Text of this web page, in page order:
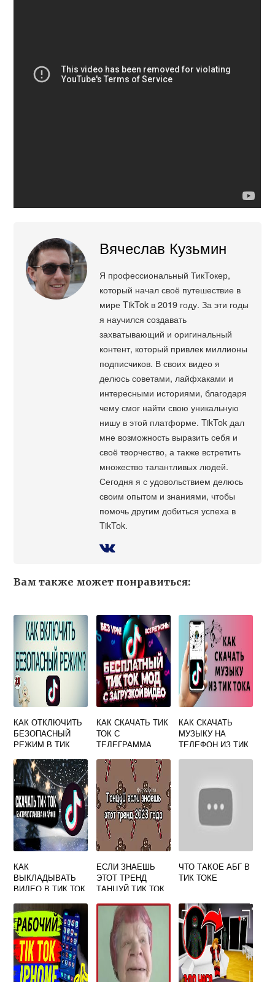
Вячеслав Кузьмин
Я профессиональный ТикТокер,
который начал своё путешествие в
мире TikTok в 2019 году. За эти годы
я научился создавать
захватывающий и оригинальный
контент, который привлек миллионы
подписчиков. В своих видео я
делюсь советами, лайфхаками и
интересными историями, благодаря
чему смог найти свою уникальную
нишу в этой платформе. TikTok дал
мне возможность выразить себя и
своё творчество, а также встретить
множество талантливых людей.
Сегодня я с удовольствием делюсь
своим опытом и знаниями, чтобы
помочь другим добиться успеха в
TikTok.
Вам также может понравиться:
КАК ОТКЛЮЧИТЬ
БЕЗОПАСНЫЙ
РЕЖИМ В ТИК
КАК СКАЧАТЬ ТИК
ТОК С
ТЕЛЕГРАММА
КАК СКАЧАТЬ
МУЗЫКУ НА
ТЕЛЕФОН ИЗ ТИК
КАК
ВЫКЛАДЫВАТЬ
ВИДЕО В ТИК ТОК
ЕСЛИ ЗНАЕШЬ
ЭТОТ ТРЕНД
ТАНЦУЙ ТИК ТОК
ЧТО ТАКОЕ АБГ В
ТИК ТОКЕ